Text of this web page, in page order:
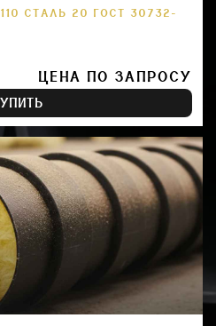
СТАЛЬ 20 ГОСТ 30732-
ЦЕНА ПО ЗАПРОСУ